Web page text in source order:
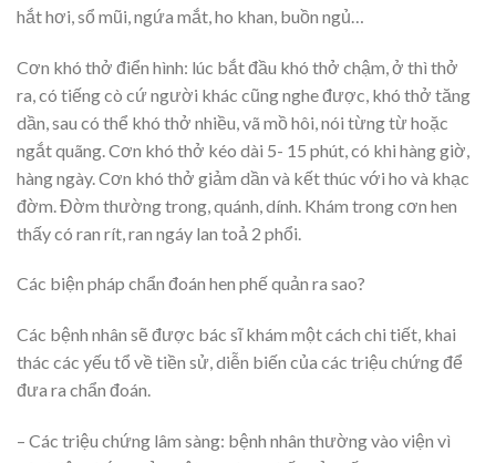
hắt hơi, sổ mũi, ngứa mắt, ho khan, buồn ngủ…
Cơn khó thở điển hình: lúc bắt đầu khó thở chậm, ở thì thở
ra, có tiếng cò cứ người khác cũng nghe được, khó thở tăng
dần, sau có thể khó thở nhiều, vã mồ hôi, nói từng từ hoặc
ngắt quãng. Cơn khó thở kéo dài 5- 15 phút, có khi hàng giờ,
hàng ngày. Cơn khó thở giảm dần và kết thúc với ho và khạc
đờm. Đờm thường trong, quánh, dính. Khám trong cơn hen
thấy có ran rít, ran ngáy lan toả 2 phổi.
Các biện pháp chẩn đoán hen phế quản ra sao?
Các bệnh nhân sẽ được bác sĩ khám một cách chi tiết, khai
thác các yếu tổ về tiền sử, diễn biến của các triệu chứng để
đưa ra chẩn đoán.
– Các triệu chứng lâm sàng: bệnh nhân thường vào viện vì